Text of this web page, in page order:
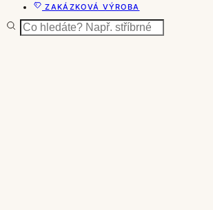
ZAKÁZKOVÁ VÝROBA